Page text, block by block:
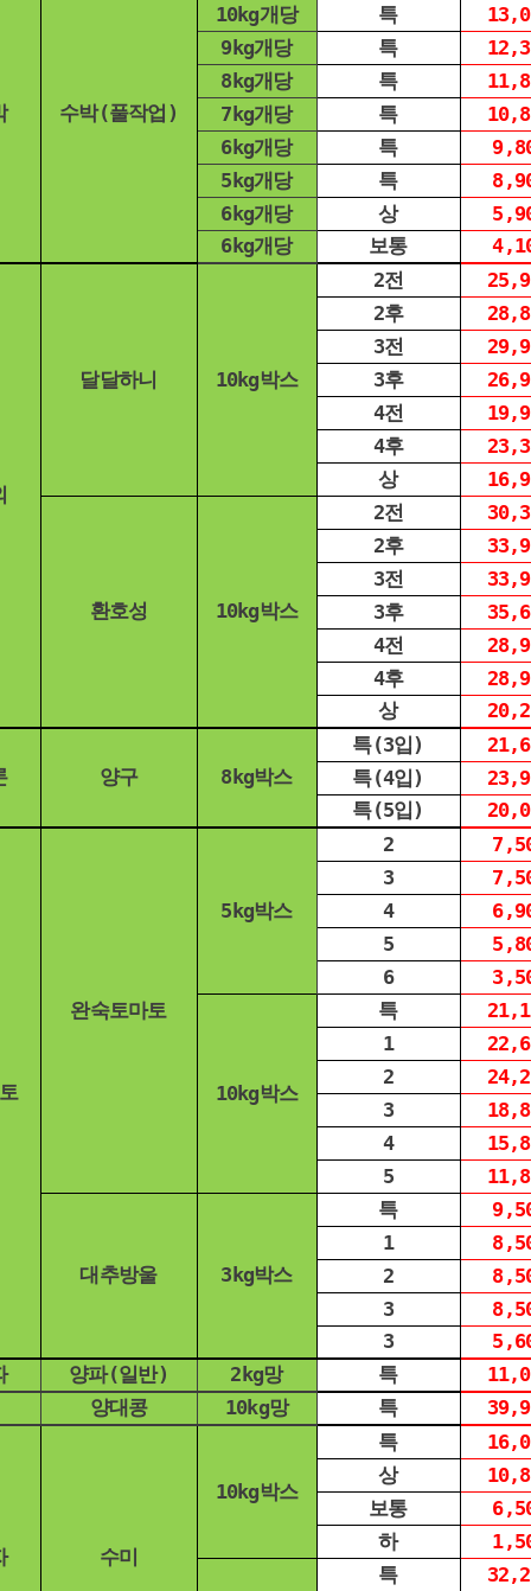
수박(풀작업)
10kg개당
특
9kg개당
특
8kg개당
특
7kg개당
특
6kg개당
특
5kg개당
특
6kg개당
상
6kg개당
보통
달달하니 10kg박스
2전
2후
3전
3후
4전
4후
상
환호성 10kg박스
2전
2후
3전
3후
4전
4후
상
양구 8kg박스
특(3입)
특(4입)
특(5입)
완숙토마토
5kg박스
2
3
4
5
6
10kg박스
특
1
2
3
4
5
대추방울 3kg박스
특
1
2
3
3
양파(일반) 2kg망 특
양대콩
10kg망 특
수미
10kg박스
특
상
보통
하
특